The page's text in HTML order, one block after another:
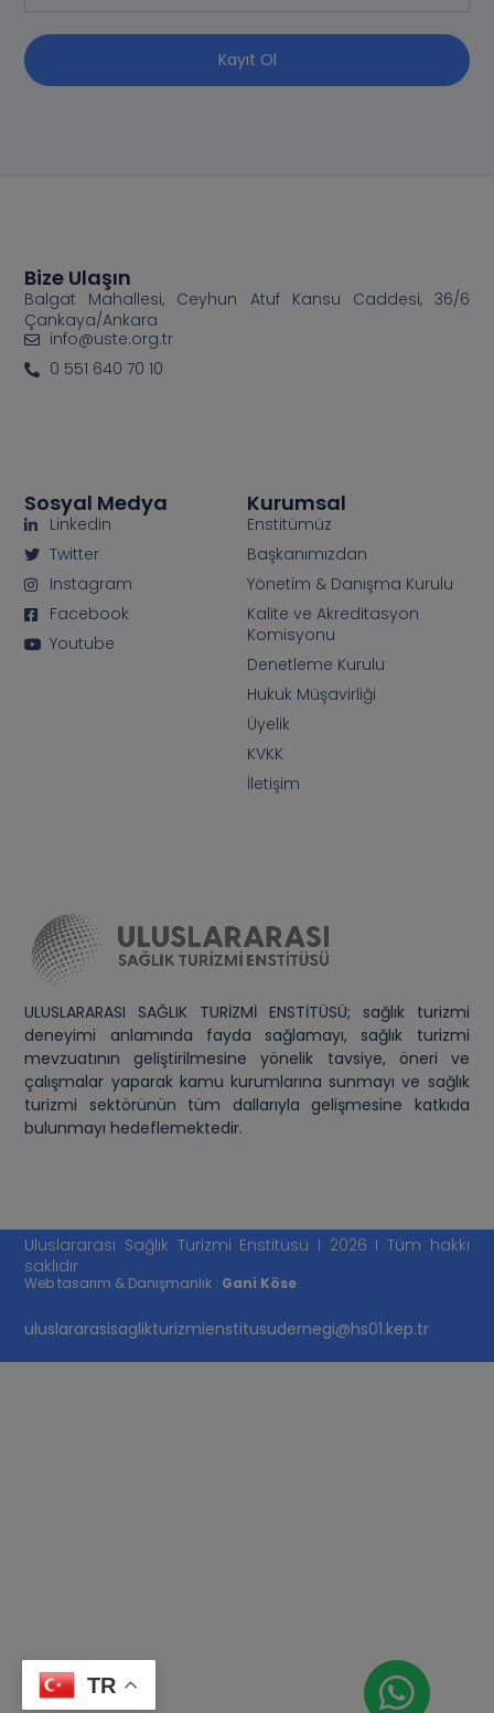
Kayıt Ol
ULUSLARARASI SAĞLIK TURİZMİ ENSTİTÜSÜ; sağlık turizmi
deneyimi anlamında fayda sağlamayı, sağlık turizmi
mevzuatının geliştirilmesine yönelik tavsiye, öneri ve
çalışmalar yaparak kamu kurumlarına sunmayı ve sağlık
turizmi sektörünün tüm dallarıyla gelişmesine katkıda
bulunmayı hedeflemektedir.
Kurumsal
Enstitümüz
Başkanımızdan
Yönetim & Danışma Kurulu
Kalite ve Akreditasyon
Komisyonu
Denetleme Kurulu
Hukuk Müşavirliği
Üyelik
KVKK
İletişim
Sosyal Medya
Linkedin
Twitter
Instagram
Facebook
Youtube
Bize Ulaşın
Balgat Mahallesi, Ceyhun Atuf Kansu Caddesi, 36/6
Çankaya/Ankara
info@uste.org.tr
0 551 640 70 10
Uluslararası Sağlık Turizmi Enstitüsü I 2026 I Tüm hakkı
saklıdır
Web tasarım & Danışmanlık : Gani Köse
uluslararasisaglikturizmienstitusudernegi@hs01.kep.tr
TR